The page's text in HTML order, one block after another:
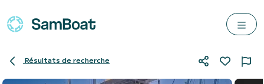
Résultats de recherche